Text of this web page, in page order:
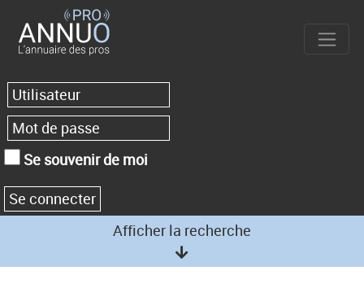
Se souvenir de moi
Afficher la recherche